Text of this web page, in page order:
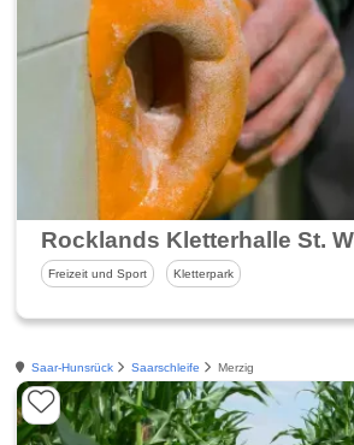
Freizeit und Sport Kletterpark
Saar-Hunsrück Saarschleife Merzig